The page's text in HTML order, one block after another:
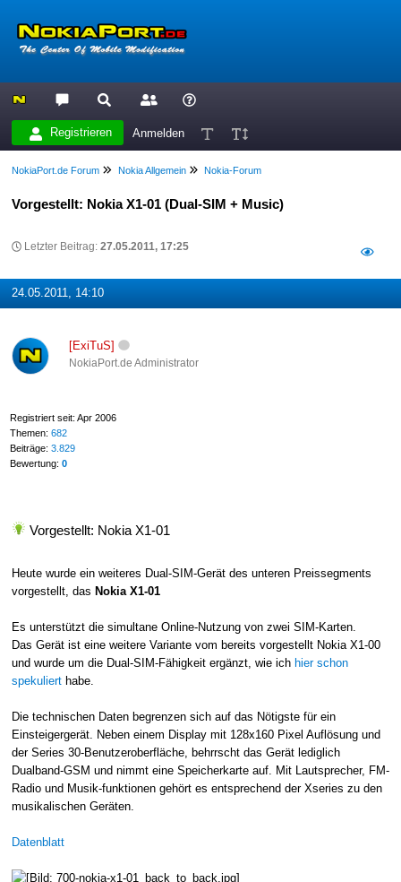
Registrieren Anmelden
NokiaPort.de Forum Nokia Allgemein Nokia-Forum
Vorgestellt: Nokia X1-01 (Dual-SIM + Music)
Letzter Beitrag:27.05.2011, 17:25
24.05.2011, 14:10
[ExiTuS]
NokiaPort.de Administrator
Registriert seit: Apr 2006
Themen: 682
Beiträge: 3.829
Bewertung: 0
Vorgestellt: Nokia X1-01
Heute wurde ein weiteres Dual-SIM-Gerät des unteren Preissegments
vorgestellt, das Nokia X1-01
Es unterstützt die simultane Online-Nutzung von zwei SIM-Karten.
Das Gerät ist eine weitere Variante vom bereits vorgestellt Nokia X1-00
und wurde um die Dual-SIM-Fähigkeit ergänzt, wie ich hier schon
spekulierthabe.
Die technischen Daten begrenzen sich auf das Nötigste für ein
Einsteigergerät. Neben einem Display mit 128x160 Pixel Auflösung und
der Series 30-Benutzeroberfläche, behrrscht das Gerät lediglich
Dualband-GSM und nimmt eine Speicherkarte auf. Mit Lautsprecher, FM-
Radio und Musik-funktionen gehört es entsprechend der Xseries zu den
musikalischen Geräten.
Datenblatt